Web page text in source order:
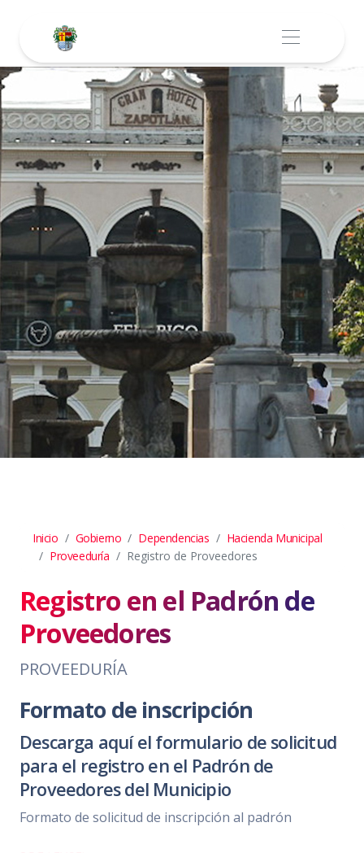
Inicio Gobierno Dependencias
Hacienda Municipal
Proveeduría
Registro de Proveedores
Registro en el Padrón de
Proveedores
PROVEEDURÍA
Formato de inscripción
Descarga aquí el formulario de solicitud
para el registro en el Padrón de
Proveedores del Municipio
Formato de solicitud de inscripción al padrón